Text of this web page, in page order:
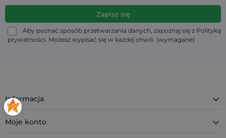
Aby poznać sposób przetwarzania danych, zapoznaj się z Polityką
prywatności. Możesz wypisać się w każdej chwili. (wymagane)
Informacja
Moje konto